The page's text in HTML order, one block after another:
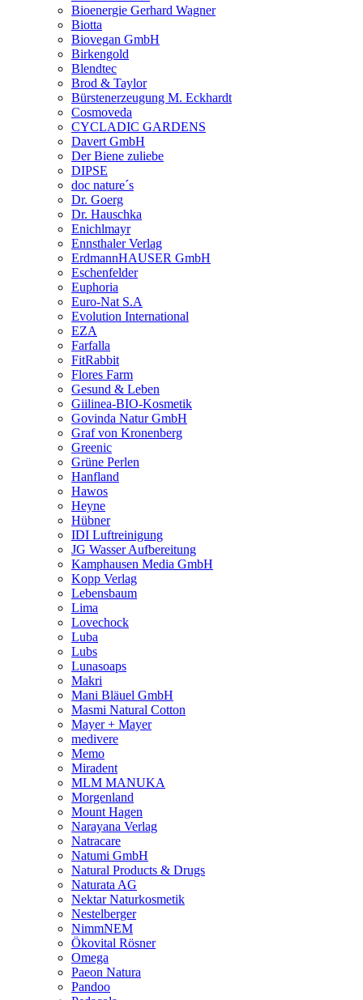
Bioenergie Gerhard Wagner
Biotta
Biovegan GmbH
Birkengold
Blendtec
Brod & Taylor
Bürstenerzeugung M. Eckhardt
Cosmoveda
CYCLADIC GARDENS
Davert GmbH
Der Biene zuliebe
DIPSE
doc nature´s
Dr. Goerg
Dr. Hauschka
Enichlmayr
Ennsthaler Verlag
ErdmannHAUSER GmbH
Eschenfelder
Euphoria
Euro-Nat S.A
Evolution International
EZA
Farfalla
FitRabbit
Flores Farm
Gesund & Leben
Giilinea-BIO-Kosmetik
Govinda Natur GmbH
Graf von Kronenberg
Greenic
Grüne Perlen
Hanfland
Hawos
Heyne
Hübner
IDI Luftreinigung
JG Wasser Aufbereitung
Kamphausen Media GmbH
Kopp Verlag
Lebensbaum
Lima
Lovechock
Luba
Lubs
Lunasoaps
Makri
Mani Bläuel GmbH
Masmi Natural Cotton
Mayer + Mayer
medivere
Memo
Miradent
MLM MANUKA
Morgenland
Mount Hagen
Narayana Verlag
Natracare
Natumi GmbH
Natural Products & Drugs
Naturata AG
Nektar Naturkosmetik
Nestelberger
NimmNEM
Ökovital Rösner
Omega
Paeon Natura
Pandoo